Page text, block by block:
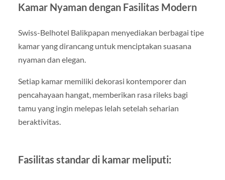
Kamar Nyaman dengan Fasilitas Modern
Swiss-Belhotel Balikpapan menyediakan berbagai tipe
kamar yang dirancang untuk menciptakan suasana
nyaman dan elegan.
Setiap kamar memiliki dekorasi kontemporer dan
pencahayaan hangat, memberikan rasa rileks bagi
tamu yang ingin melepas lelah setelah seharian
beraktivitas.
Fasilitas standar di kamar meliputi: